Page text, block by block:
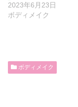
2023年6月23日
ボディメイク
ボディメイク